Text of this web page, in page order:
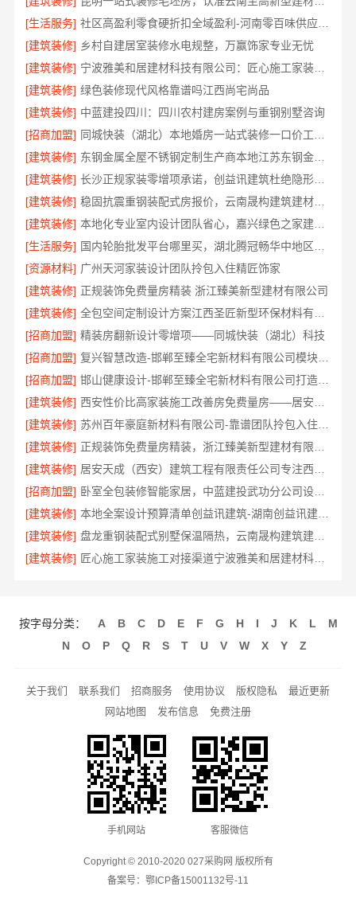
[生活服务]
社区高盈利零食硬折扣全域盈利-河南零百味供应链有限公司
[建筑装修] 乡村自建居室装修水电规整，万赢饰家专业无忧
[建筑装修]
宁波雅美和居建材科技有限公司：匠心施工家装改造二手房改造
[建筑装修] 绿色装修现代风格靠谱吗江西尚宅尚品
[建筑装修] 中蓝建投四川：四川农村建房案例与重钢别墅咨询
[招商加盟]
[建筑装修]
东钢金属全屋不锈钢定制生产商本地江苏东钢金属科技有限公司
[建筑装修]
长沙正规家装零增项承诺，创益讯建筑杜绝隐形消费
[建筑装修]
稳固抗震重钢装配式房报价，云南晟构建筑建材有限公司透明公开
[建筑装修]
本地化专业室内设计团队省心，嘉兴绿色之家建材科技有限公司全案
[生活服务]
[资源材料] 广州天河家装设计团队拎包入住精匠饰家
[建筑装修] 正规装饰免费量房精装 浙江臻美新型建材有限公司
[建筑装修]
[招商加盟] 精装房翻新设计零增项——同城快装（湖北）科技
[招商加盟]
复兴智慧改造-邯郸至臻全宅新材料有限公司模块化安装
[招商加盟]
邯山健康设计-邯郸至臻全宅新材料有限公司打造环保家居
[建筑装修]
[建筑装修]
苏州百年豪庭新材料有限公司-靠谱团队拎包入住家装
[建筑装修]
[建筑装修]
[招商加盟]
卧室全包装修智能家居，中蓝建投武功分公司设计施工
[建筑装修]
本地全案设计预算清单创益讯建筑-湖南创益讯建筑有限公司
[建筑装修]
盘龙重钢装配式别墅保温隔热，云南晟构建筑建材有限公司品质之选
[建筑装修]
匠心施工家装施工对接渠道宁波雅美和居建材科技有限公司
按字母分类： A B C D E F G H I J K L
M
N
O P Q R S T U V W X Y Z
关于我们 联系我们 招商服务 使用协议 版权隐私
最近更新
网站地图
发布信息 免费注册
手机网站 客服微信
Copyright © 2010-2020 027采购网 版权所有
备案号： 鄂ICP备15001132号-11